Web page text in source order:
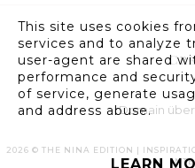
Domain über
2026 © THE NINA EDITION |
This site uses cookies
services and to analyze
user-agent are shared
performance and
of service, generate
and address abuse.
LEARN